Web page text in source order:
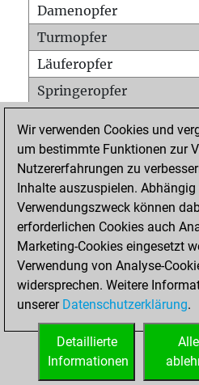
Damenopfer
Turmopfer
Läuferopfer
Springeropfer
Matt auf vollem Brett
Bauer setzt Matt
Erstickte Matts
Unterverwandlungen
Türme auf der siebten
STARTSEITE
Wir verwenden Cookies und
um bestimmte Funktionen zur
Nutzererfahrungen zu
Inhalte auszuspielen. Abhängig
Verwendungszweck können
erforderlichen Cookies auch
Marketing-Cookies eingesetzt
Verwendung von Analyse-
widersprechen. Weitere
unserer Datenschutzerklärung.
Detaillierte
Informationen